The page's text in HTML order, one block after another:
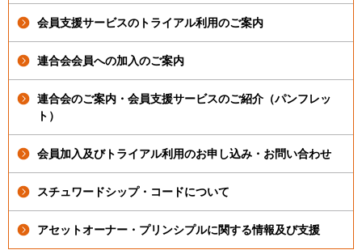
会員支援サービスのトライアル利用のご案内
連合会会員への加入のご案内
連合会のご案内・会員支援サービスのご紹介（パンフレッ
ト）
会員加入及びトライアル利用のお申し込み・お問い合わせ
スチュワードシップ・コードについて
アセットオーナー・プリンシプルに関する情報及び支援